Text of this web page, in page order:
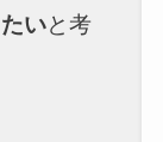
いと考